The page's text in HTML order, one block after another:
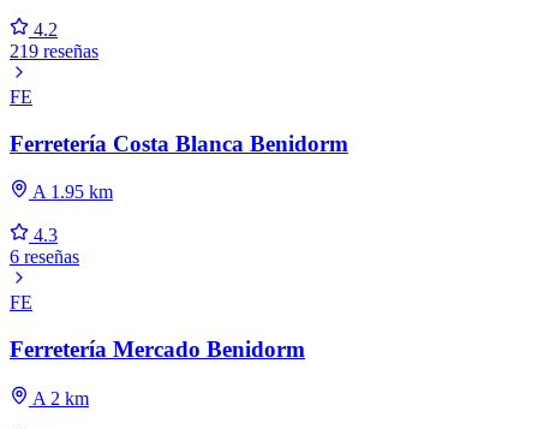
4.2
219 reseñas
FE
Ferretería Costa Blanca Benidorm
A 1.95 km
4.3
6 reseñas
FE
Ferretería Mercado Benidorm
A 2 km